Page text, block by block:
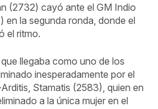
(2732) cayó ante el GM Indio
en la segunda ronda, donde el
el ritmo.
llegaba como uno de los
inesperadamente por el
Stamatis (2583), quien en
a la única mujer en el